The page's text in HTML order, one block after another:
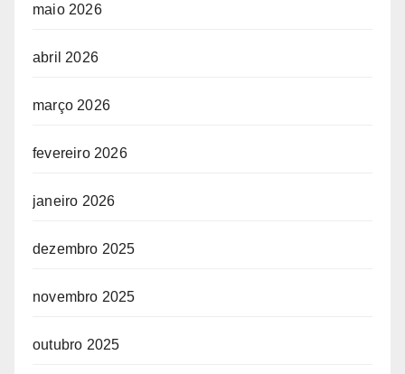
maio 2026
abril 2026
março 2026
fevereiro 2026
janeiro 2026
dezembro 2025
novembro 2025
outubro 2025